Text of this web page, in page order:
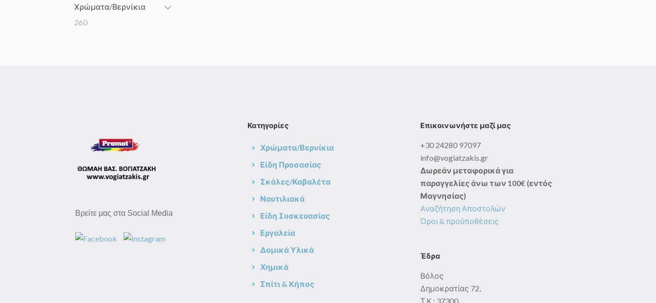
Χρώματα/Βερνίκια
260260
Βρείτε μας στα Social Media
Κατηγορίες
Χρώματα/Βερνίκια
Είδη Προσασίας
Σκάλες/Καβαλέτα
Ναυτιλιακά
Είδη Συσκευασίας
Εργαλεία
Δομικά Υλικά
Χημικά
Σπίτι & Κήπος
Επικοινωνήστε μαζί μας
+30 24280 97097
info@vogiatzakis.gr
Δωρεάν μεταφορικά για
παραγγελίες άνω των 100€ (εντός
Μαγνησίας)
Αναζήτηση Αποστολών
Όροι & προϋποθέσεις
Έδρα
Βόλος
Δημοκρατίας 72,
Τ.Κ.: 37300